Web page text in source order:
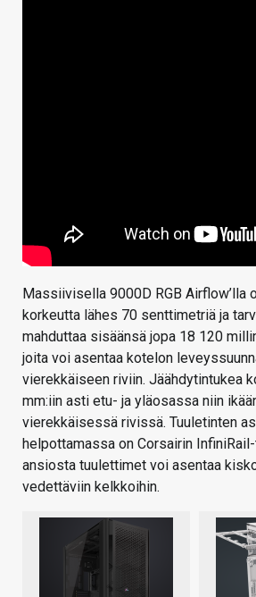
Massiivisella 9000D RGB Airflow’lla
korkeutta lähes 70 senttimetriä ja
mahduttaa sisäänsä jopa 18 120
joita voi asentaa kotelon
vierekkäiseen riviin. Jäähdytintukea
mm:iin asti etu- ja yläosassa niin
vierekkäisessä rivissä. Tuuletinten
helpottamassa on Corsairin
ansiosta tuulettimet voi asentaa
vedettäviin kelkkoihin.